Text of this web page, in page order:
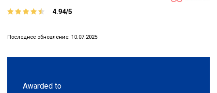
4.94/5
Последнее обновление: 10.07.2025
Awarded to